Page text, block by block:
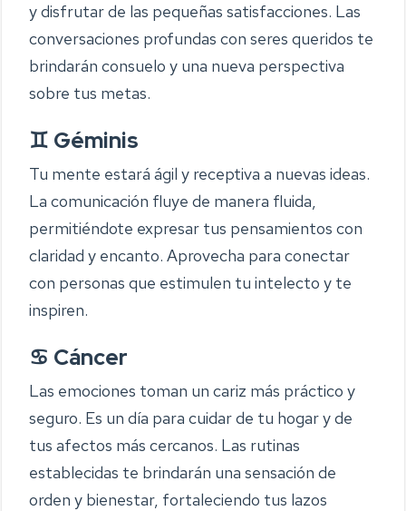
y disfrutar de las pequeñas satisfacciones. Las
conversaciones profundas con seres queridos te
brindarán consuelo y una nueva perspectiva
sobre tus metas.
♊ Géminis
Tu mente estará ágil y receptiva a nuevas ideas.
La comunicación fluye de manera fluida,
permitiéndote expresar tus pensamientos con
claridad y encanto. Aprovecha para conectar
con personas que estimulen tu intelecto y te
inspiren.
♋ Cáncer
Las emociones toman un cariz más práctico y
seguro. Es un día para cuidar de tu hogar y de
tus afectos más cercanos. Las rutinas
establecidas te brindarán una sensación de
orden y bienestar, fortaleciendo tus lazos